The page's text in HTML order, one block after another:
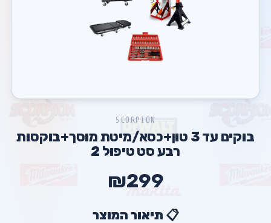
SCORPION
בוקים עד 3 טון+כסא/מיטת מוסך+בוקסות
רבע סט טיפול 2
₪299
📋 תיאור המוצר